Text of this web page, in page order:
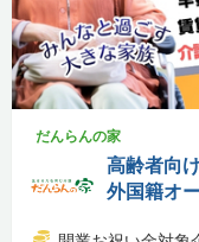
だんらんの家
高齢者向
外国籍オ